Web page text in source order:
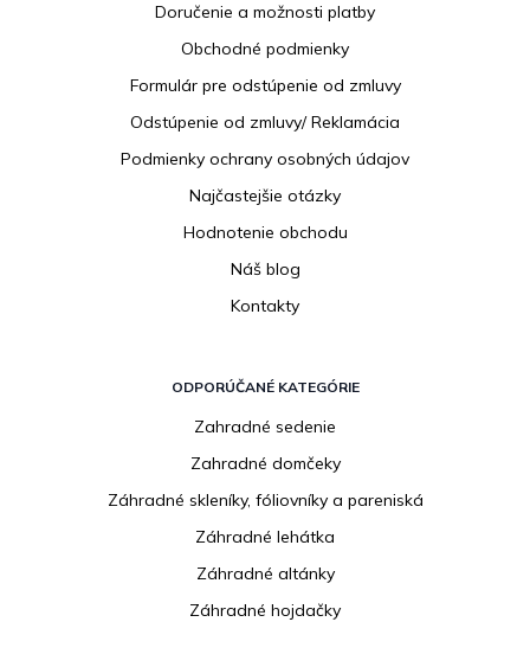
Doručenie a možnosti platby
Obchodné podmienky
Formulár pre odstúpenie od zmluvy
Odstúpenie od zmluvy/ Reklamácia
Podmienky ochrany osobných údajov
Najčastejšie otázky
Hodnotenie obchodu
Náš blog
Kontakty
ODPORÚČANÉ KATEGÓRIE
Zahradné sedenie
Zahradné domčeky
Záhradné skleníky, fóliovníky a pareniská
Záhradné lehátka
Záhradné altánky
Záhradné hojdačky